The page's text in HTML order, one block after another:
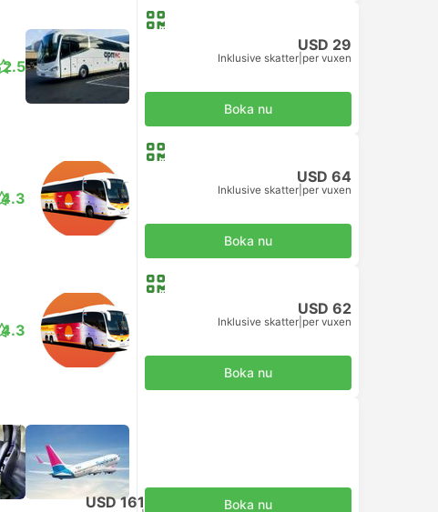
2.5
USD 29
Inklusive skatter per vuxen
Boka nu
4.3
USD 64
Inklusive skatter per vuxen
Boka nu
4.3
USD 62
Inklusive skatter per vuxen
Boka nu
USD 161 Boka nu